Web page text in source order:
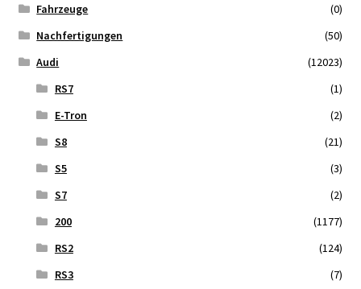
Fahrzeuge
(0)
Nachfertigungen
(50)
Audi
(12023)
RS7
(1)
E-Tron
(2)
S8
(21)
S5
(3)
S7
(2)
200
(1177)
RS2
(124)
RS3
(7)